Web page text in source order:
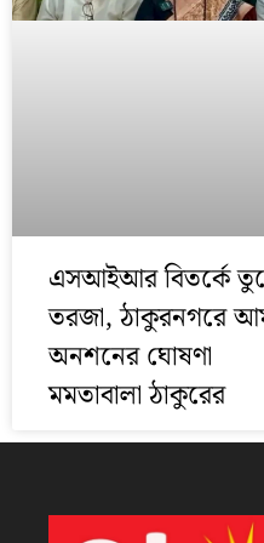
এসআইআর বিতর্কে
তরজা, ঠাকুরনগরে
অনশনের ঘোষণা
মমতাবালা ঠাকুরের